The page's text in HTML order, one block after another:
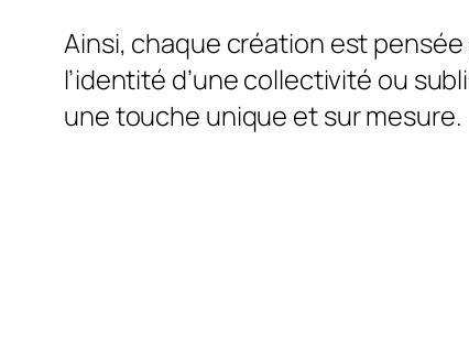
Ainsi, chaque création est
l’identité d’une collectivité ou
une touche unique et sur mesure.